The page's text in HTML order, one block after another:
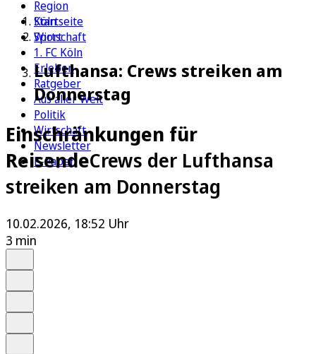
Region
Köln
Sport
1. FC Köln
Erleben
Ratgeber
Aus aller Welt
Politik
Wirtschaft
Newsletter
E-Paper
Startseite
Wirtschaft
Lufthansa: Crews streiken am
Donnerstag
Einschränkungen für
ReisendeCrews der Lufthansa
streiken am Donnerstag
10.02.2026, 18:52 Uhr
3 min